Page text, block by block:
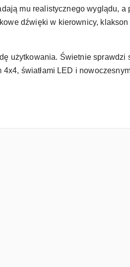
mu realistycznego wyglądu, a
dźwięki w kierownicy,
użytkowania. Świetnie sprawdzi
światłami LED i